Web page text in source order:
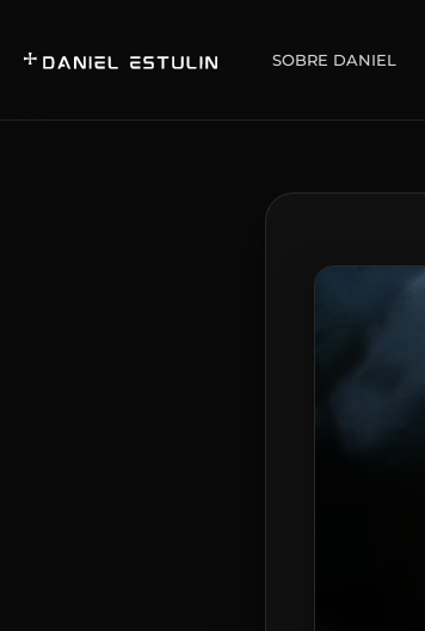
SOBRE DANIEL